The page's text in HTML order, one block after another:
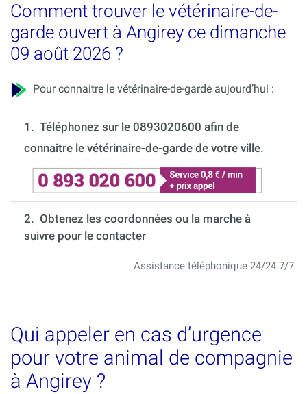
Comment trouver le vétérinaire-de-
garde ouvert à Angirey ce dimanche
09 août 2026 ?
Pour connaitre le vétérinaire-de-garde aujourd’hui :
1. Téléphonez sur le 0893020600 afin de
connaitre le vétérinaire-de-garde de votre ville.
2. Obtenez les coordonnées ou la marche à
suivre pour le contacter
Assistance téléphonique 24/24 7/7
Qui appeler en cas d’urgence
pour votre animal de compagnie
à Angirey ?